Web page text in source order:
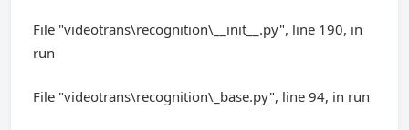
File "videotrans\recognition\__init__.py", line 190, in
run
File "videotrans\recognition\_base.py", line 94, in run